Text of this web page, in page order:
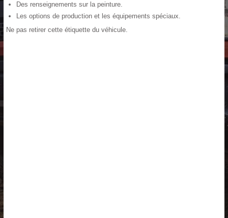
Des renseignements sur la peinture.
Les options de production et les équipements spéciaux.
Ne pas retirer cette étiquette du véhicule.